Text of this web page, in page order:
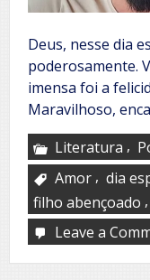
Deus, nesse dia
poderosamente.
imensa foi a
Maravilhoso,
Literatura ,
Amor , dia
filho abençoado ,
Leave a